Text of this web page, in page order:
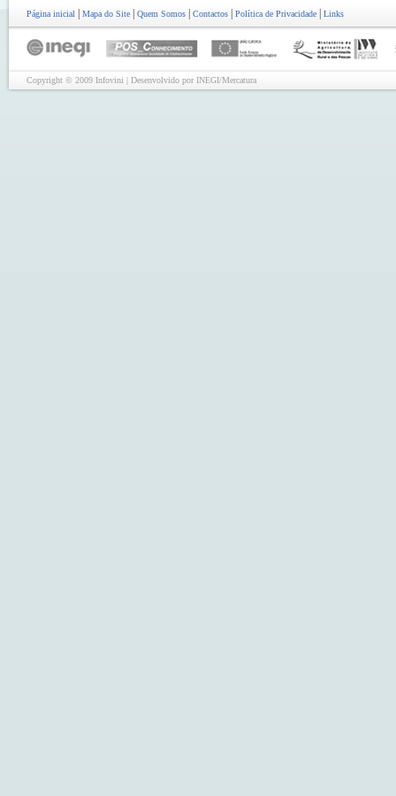
Página inicial Mapa do Site Quem Somos Contactos Política de Privacidade Links
Copyright © 2009 Infovini | Desenvolvido por INEGI/Mercatura